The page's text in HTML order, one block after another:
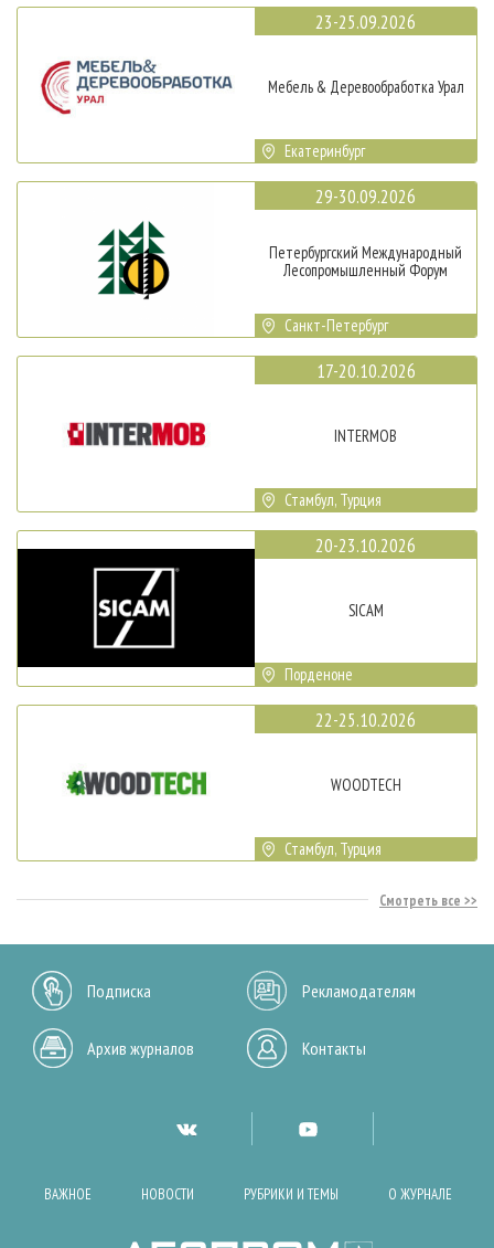
23-25.09.2026
Мебель & Деревообработка Урал
Екатеринбург
29-30.09.2026
Петербургский Международный
Лесопромышленный Форум
Санкт-Петербург
17-20.10.2026
INTERMOB
Стамбул, Турция
20-23.10.2026
SICAM
Порденоне
22-25.10.2026
WOODTECH
Стамбул, Турция
Смотреть все
Подписка Рекламодателям
Архив журналов Контакты
ВАЖНОЕ НОВОСТИ РУБРИКИ И ТЕМЫ О ЖУРНАЛЕ